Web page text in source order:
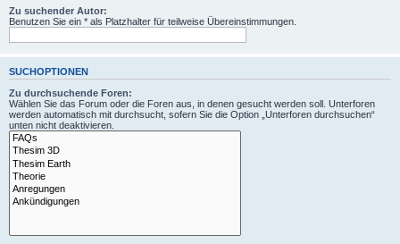
Zu suchender Autor:
Benutzen Sie ein * als Platzhalter für teilweise Übereinstimmungen.
SUCHOPTIONEN
Zu durchsuchende Foren:
Wählen Sie das Forum oder die Foren aus, in denen gesucht werden soll. Unterforen
werden automatisch mit durchsucht, sofern Sie die Option „Unterforen durchsuchen“
unten nicht deaktivieren.